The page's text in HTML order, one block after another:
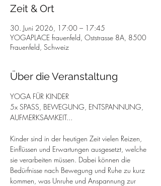
Zeit & Ort
30. Juni 2026, 17:00 – 17:45
YOGAPLACE frauenfeld, Oststrasse 8A, 8500
Frauenfeld, Schweiz
Über die Veranstaltung
YOGA FÜR KINDER
5x SPASS, BEWEGUNG, ENTSPANNUNG,
AUFMERKSAMKEIT...
Kinder sind in der heutigen Zeit vielen Reizen,
Einflüssen und Erwartungen ausgesetzt, welche
sie verarbeiten müssen. Dabei können die
Bedürfnisse nach Bewegung und Ruhe zu kurz
kommen, was Unruhe und Anspannung zur